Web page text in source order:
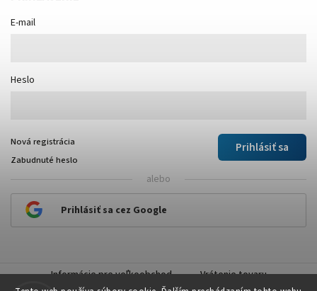
E-mail
Heslo
Prihlásiť sa
Nová registrácia
Zabudnuté heslo
alebo
Prihlásiť sa cez Google
Informácie pre veľkoobchod Vrátenie tovaru